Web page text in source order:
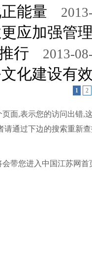
能量
应加强管
行
2013-
化建设有
1 2
页面,表示您的访问出错,
请通过下边的搜索重新
会带您进入中国江苏网首